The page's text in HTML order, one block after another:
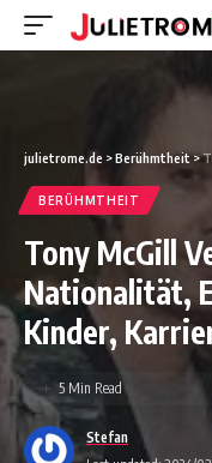
julietrome.de >Berühmtheit>
BERÜHMTHEIT
Tony McGill
Nationalität,
Kinder,
Stefan
5 Min Read